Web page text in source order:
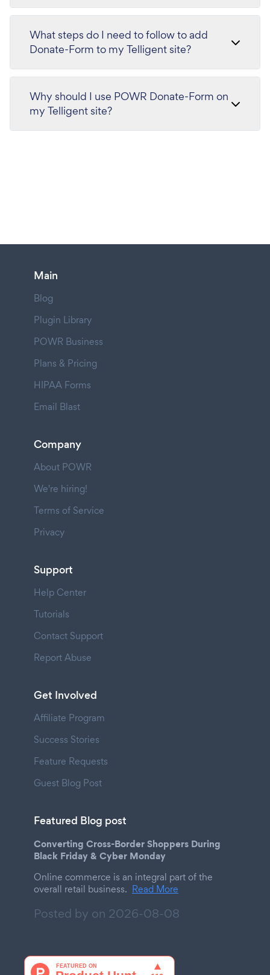
What steps do I need to follow to add
Donate-Form to my Telligent site?
Why should I use POWR Donate-Form on
my Telligent site?
Main
Blog
Plugin Library
POWR Business
Plans & Pricing
HIPAA Forms
Email Blast
Company
About POWR
We're hiring!
Terms of Service
Privacy
Support
Help Center
Tutorials
Contact Support
Report Abuse
Get Involved
Affiliate Program
Success Stories
Feature Requests
Guest Blog Post
Featured Blog post
Converting Cross-Border Shoppers During
Black Friday & Cyber Monday
Online commerce is an integral part of the
overall retail business. Read More
Posted by on 2026-08-08